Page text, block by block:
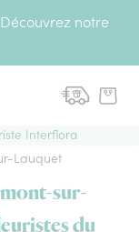
notre
Interflora
Lauquet
sur-
du